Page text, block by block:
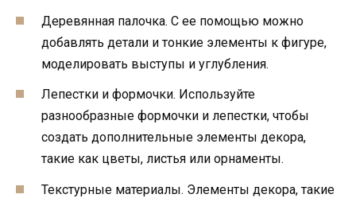
Деревянная палочка. С ее помощью можно
добавлять детали и тонкие элементы к фигуре,
моделировать выступы и углубления.
Лепестки и формочки. Используйте
разнообразные формочки и лепестки, чтобы
создать дополнительные элементы декора,
такие как цветы, листья или орнаменты.
Текстурные материалы. Элементы декора, такие